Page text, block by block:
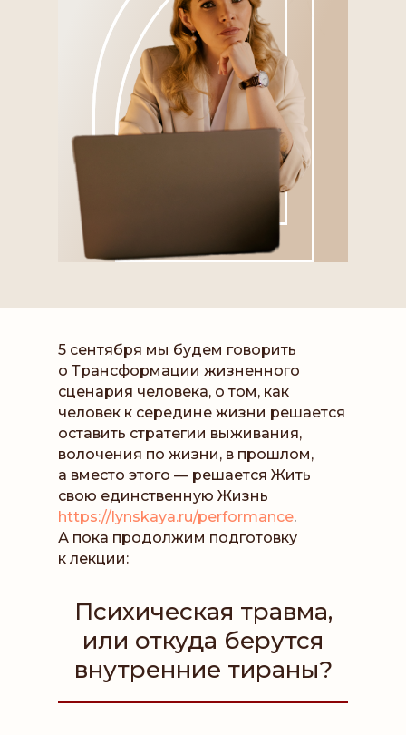
5 сентября мы будем говорить
о Трансформации жизненного
сценария человека, о том, как
человек к середине жизни решается
оставить стратегии выживания,
волочения по жизни, в прошлом,
а вместо этого — решается Жить
свою единственную Жизнь
https://lynskaya.ru/performance.
А пока продолжим подготовку
к лекции:
Психическая травма,
или откуда берутся
внутренние тираны?